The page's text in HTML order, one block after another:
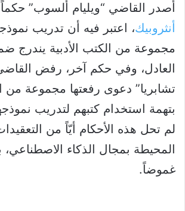
أصدر القاضي “ويليام ألسوب”
أنثروبيك، اعتبر فيه أن تدريب
مجموعة من الكتب الأدبية يندرج
العادل، وفي حكم آخر، رفض
تشابريا” دعوى رفعتها مجموعة من
بتهمة استخدام كتبهم لتدريب
لم تحل هذه الأحكام أيّاً من
المحيطة بمجال الذكاء الاصطناعي،
غموضاً.